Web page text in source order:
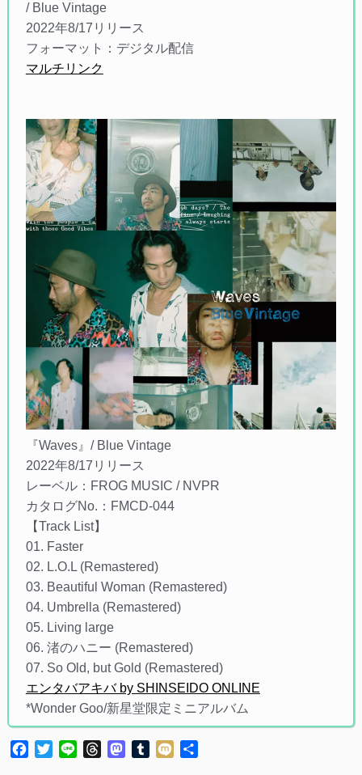
/ Blue Vintage
2022年8/17リリース
フォーマット：デジタル配信
マルチリンク
『Waves』/ Blue Vintage
2022年8/17リリース
レーベル：FROG MUSIC / NVPR
カタログNo.：FMCD-044
【Track List】
01. Faster
02. L.O.L (Remastered)
03. Beautiful Woman (Remastered)
04. Umbrella (Remastered)
05. Living large
06. 渚のハニー (Remastered)
07. So Old, but Gold (Remastered)
エンタバアキバ by SHINSEIDO ONLINE
*Wonder Goo/新星堂限定ミニアルバム
Facebook
TwitterLine ThreadsMastodon
Tumblr
Mixi